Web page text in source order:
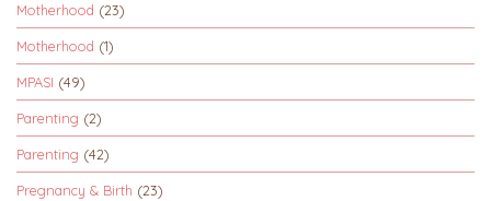
Motherhood (23)
Motherhood (1)
MPASI (49)
Parenting (2)
Parenting (42)
Pregnancy & Birth (23)